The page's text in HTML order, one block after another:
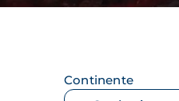
Continente